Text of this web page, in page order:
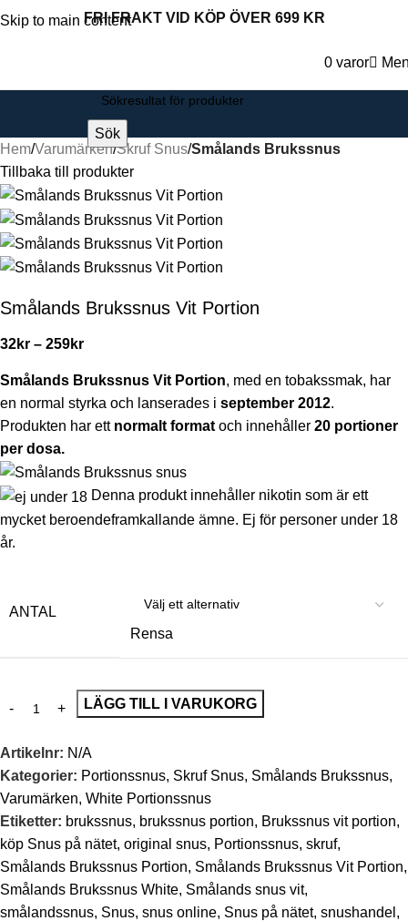
Skip to main contentFRI FRAKT VID KÖP ÖVER 699 KR
0 varor
Sök
Hem Varumärken Skruf Snus Smålands Brukssnus
Tillbaka till produkter
Smålands Brukssnus Vit Portion
32kr – 259kr
Smålands Brukssnus Vit Portion, med en tobakssmak, har
en normal styrka och lanserades i september 2012.
Produkten har ett normalt format och innehåller 20 portioner
per dosa.
Denna produkt innehåller nikotin som är ett
mycket beroendeframkallande ämne. Ej för personer under 18
år.
ANTAL
Rensa
LÄGG TILL I VARUKORG
Artikelnr: N/A
Kategorier: Portionssnus, Skruf Snus, Smålands Brukssnus,
Varumärken, White Portionssnus
Etiketter: brukssnus, brukssnus portion, Brukssnus vit portion,
köp Snus på nätet, original snus, Portionssnus, skruf,
Smålands Brukssnus Portion, Smålands Brukssnus Vit Portion,
Smålands Brukssnus White, Smålands snus vit,
smålandssnus, Snus, snus online, Snus på nätet, snushandel ,